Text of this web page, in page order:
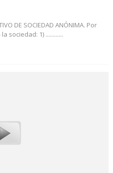
DE SOCIEDAD ANÓNIMA. Por
sociedad: 1) ............